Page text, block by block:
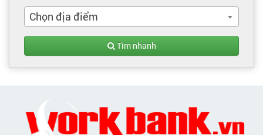
Chọn địa điểm
Tìm nhanh